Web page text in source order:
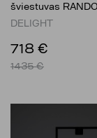
šviestuvas
DELIGHT
718 €
1435 €